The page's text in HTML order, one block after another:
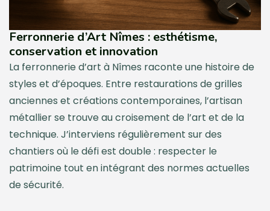
Ferronnerie d’Art Nîmes : esthétisme,
conservation et innovation
La ferronnerie d’art à Nîmes raconte une histoire de
styles et d’époques. Entre restaurations de grilles
anciennes et créations contemporaines, l’artisan
métallier se trouve au croisement de l’art et de la
technique. J’interviens régulièrement sur des
chantiers où le défi est double : respecter le
patrimoine tout en intégrant des normes actuelles
de sécurité.